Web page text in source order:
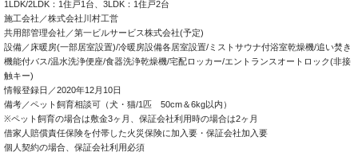
1LDK/2LDK：1住戸1台、3LDK：1住戸2台
施工会社／株式会社川村工営
共用部管理会社／第一ビルサービス株式会社(予定)
設備／床暖房(一部居室設置)/冷暖房設備各居室設置/ミストサウナ付浴室乾燥機/追い焚き
機能付バス/温水洗浄便座/食器洗浄乾燥機/宅配ロッカー/エントランスオートロック(非接
触キー)
情報登録日／2020年12月10日
備考／ペット飼育相談可（犬・猫/1匹 50cm＆6kg以内）
※ペット飼育の場合は敷金3ヶ月、保証会社利用時の場合は2ヶ月
借家人賠償責任保険を付帯した火災保険に加入要・保証会社加入要
個人契約の場合、保証会社利用必須